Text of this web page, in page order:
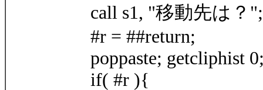
call s1, "移動先は？";
#r = ##return;
poppaste; getcliphist
if( #r ){